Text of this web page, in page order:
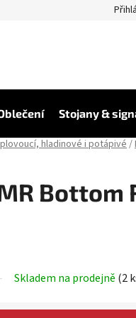
Stojany &
hladinové i potápivé/
Bottom
Skladem na prodejně (2